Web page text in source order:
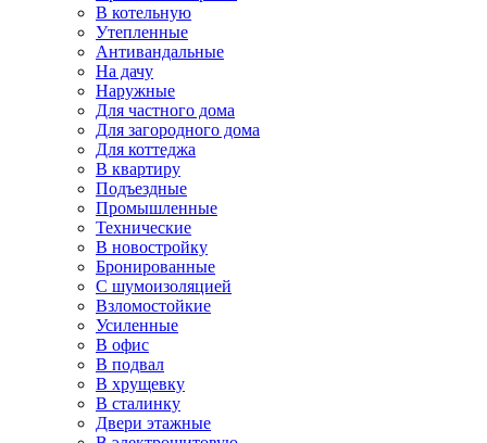
В котельную
Утепленные
Антивандальные
На дачу
Наружные
Для частного дома
Для загородного дома
Для коттеджа
В квартиру
Подъездные
Промышленные
Технические
В новостройку
Бронированные
С шумоизоляцией
Взломостойкие
Усиленные
В офис
В подвал
В хрущевку
В сталинку
Двери этажные